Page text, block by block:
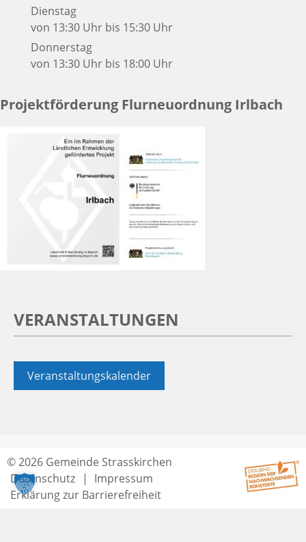
Dienstag
von 13:30 Uhr bis 15:30 Uhr
Donnerstag
von 13:30 Uhr bis 18:00 Uhr
Projektförderung Flurneuordnung Irlbach
VERANSTALTUNGEN
Veranstaltungskalender
© 2026 Gemeinde Strasskirchen
Datenschutz
Impressum
Erklärung zur Barrierefreiheit